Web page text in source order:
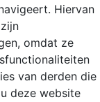
Hiervan
omdat ze
van derden die
deze website